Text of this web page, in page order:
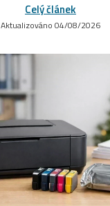
Celý článek
Aktualizováno 04/08/2026